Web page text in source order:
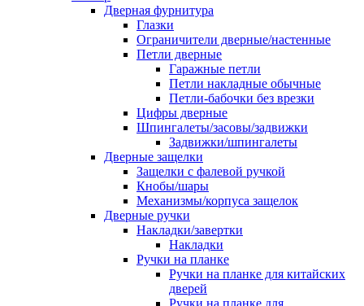
Дверная фурнитура
Глазки
Ограничители дверные/настенные
Петли дверные
Гаражные петли
Петли накладные обычные
Петли-бабочки без врезки
Цифры дверные
Шпингалеты/засовы/задвижки
Задвижки/шпингалеты
Дверные защелки
Защелки с фалевой ручкой
Кнобы/шары
Механизмы/корпуса защелок
Дверные ручки
Накладки/завертки
Накладки
Ручки на планке
Ручки на планке для китайских
дверей